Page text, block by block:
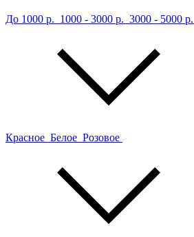
До 1000 р. 1000 - 3000 р. 3000 - 5000 р.
Красное Белое Розовое